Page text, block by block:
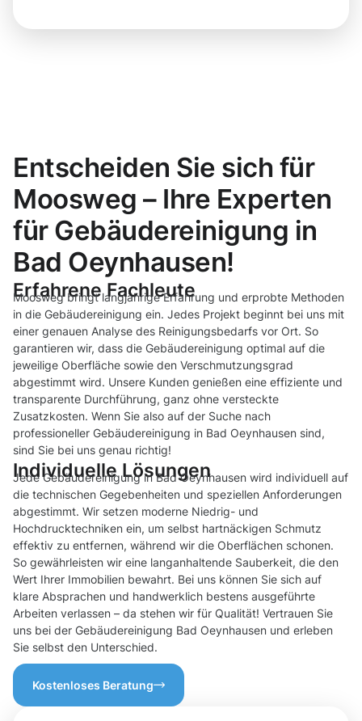
Entscheiden Sie sich für
Moosweg – Ihre Experten
für Gebäudereinigung in
Bad Oeynhausen!
Erfahrene Fachleute
Moosweg bringt langjährige Erfahrung und erprobte Methoden
in die Gebäudereinigung ein. Jedes Projekt beginnt bei uns mit
einer genauen Analyse des Reinigungsbedarfs vor Ort. So
garantieren wir, dass die Gebäudereinigung optimal auf die
jeweilige Oberfläche sowie den Verschmutzungsgrad
abgestimmt wird. Unsere Kunden genießen eine effiziente und
transparente Durchführung, ganz ohne versteckte
Zusatzkosten. Wenn Sie also auf der Suche nach
professioneller Gebäudereinigung in Bad Oeynhausen sind,
sind Sie bei uns genau richtig!
Individuelle Lösungen
Jede Gebäudereinigung in Bad Oeynhausen wird individuell auf
die technischen Gegebenheiten und speziellen Anforderungen
abgestimmt. Wir setzen moderne Niedrig- und
Hochdrucktechniken ein, um selbst hartnäckigen Schmutz
effektiv zu entfernen, während wir die Oberflächen schonen.
So gewährleisten wir eine langanhaltende Sauberkeit, die den
Wert Ihrer Immobilien bewahrt. Bei uns können Sie sich auf
klare Absprachen und handwerklich bestens ausgeführte
Arbeiten verlassen – da stehen wir für Qualität! Vertrauen Sie
uns bei der Gebäudereinigung Bad Oeynhausen und erleben
Sie selbst den Unterschied.
Kostenloses Beratung